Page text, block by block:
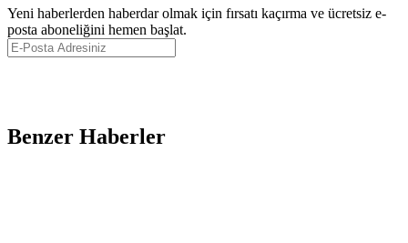
Yeni haberlerden haberdar olmak için fırsatı kaçırma ve ücretsiz e-
posta aboneliğini hemen başlat.
Benzer Haberler